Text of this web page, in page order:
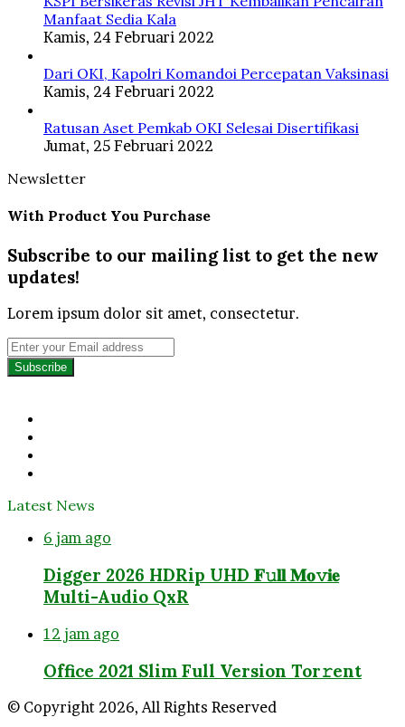
Manfaat Sedia Kala
Kamis, 24 Februari 2022
Dari OKI, Kapolri Komandoi Percepatan Vaksinasi
Kamis, 24 Februari 2022
Ratusan Aset Pemkab OKI Selesai Disertifikasi
Jumat, 25 Februari 2022
Newsletter
With Product You Purchase
Subscribe to our mailing list to get the new
updates!
Lorem ipsum dolor sit amet, consectetur.
Enter
your
Email
Latest News
6 jam ago
Digger 2026 HDRip UHD 𝐅𝚞𝐥𝐥 𝐌𝐨𝚟𝐢𝐞
Multi-Audio QxR
12 jam ago
Office 2021 Slim Full Version Tor𝚛ent
© Copyright 2026, All Rights Reserved